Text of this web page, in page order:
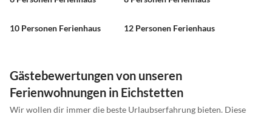
10 Personen Ferienhaus 12 Personen Ferienhaus
Gästebewertungen von unseren
Ferienwohnungen in Eichstetten
Wir wollen dir immer die beste Urlaubserfahrung bieten. Diese